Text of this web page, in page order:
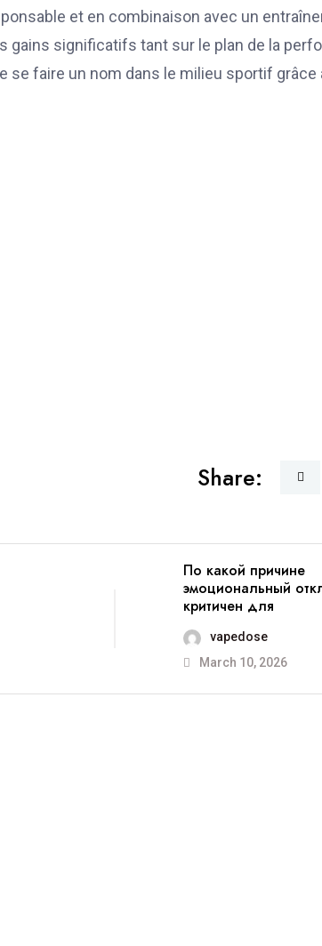
et en combinaison avec un
gains significatifs tant sur le plan de la
se faire un nom dans le milieu sportif
Share:
По какой причине
эмоциональный
критичен для
vapedose
March 10, 2026